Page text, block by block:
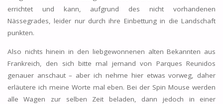
errichtet und kann, aufgrund des nicht vorhandenen
Nässegrades, leider nur durch ihre Einbettung in die Landschaft
punkten.
Also nichts hinein in den liebgewonnenen alten Bekannten aus
Frankreich, den sich bitte mal jemand von Parques Reunidos
genauer anschaut – aber ich nehme hier etwas vorweg, daher
erläutere ich meine Worte mal eben. Bei der Spin Mouse werden
alle Wagen zur selben Zeit beladen, dann jedoch in einer